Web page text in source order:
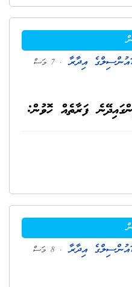
އިދާރާ
. 7 މަސް
އިދާރާ
. 8 މަސް